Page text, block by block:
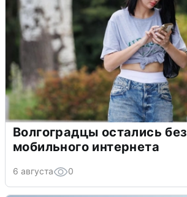
Волгоградцы остались без
мобильного интернета
6 августа 0